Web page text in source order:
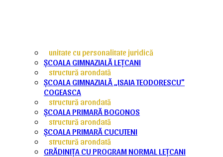
unitate cu personalitate juridică
ȘCOALA GIMNAZIALĂ LEȚCANI
structură arondată
ȘCOALA GIMNAZIALĂ „ISAIA TEODORESCU”
COGEASCA
structură arondată
ȘCOALA PRIMARĂ BOGONOS
structură arondată
ȘCOALA PRIMARĂ CUCUTENI
structură arondată
GRĂDINIȚA CU PROGRAM NORMAL LEȚCANI